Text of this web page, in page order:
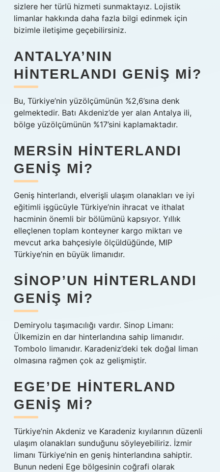
sizlere her türlü hizmeti sunmaktayız. Lojistik
limanlar hakkında daha fazla bilgi edinmek için
bizimle iletişime geçebilirsiniz.
ANTALYA’NIN
HINTERLANDI GENIŞ MI?
Bu, Türkiye’nin yüzölçümünün %2,6’sına denk
gelmektedir. Batı Akdeniz’de yer alan Antalya ili,
bölge yüzölçümünün %17’sini kaplamaktadır.
MERSIN HINTERLANDI
GENIŞ MI?
Geniş hinterlandı, elverişli ulaşım olanakları ve iyi
eğitimli işgücüyle Türkiye’nin ihracat ve ithalat
hacminin önemli bir bölümünü kapsıyor. Yıllık
elleçlenen toplam konteyner kargo miktarı ve
mevcut arka bahçesiyle ölçüldüğünde, MIP
Türkiye’nin en büyük limanıdır.
SINOP’UN HINTERLANDI
GENIŞ MI?
Demiryolu taşımacılığı vardır. Sinop Limanı:
Ülkemizin en dar hinterlandına sahip limanıdır.
Tombolo limanıdır. Karadeniz’deki tek doğal liman
olmasına rağmen çok az gelişmiştir.
EGE’DE HINTERLAND
GENIŞ MI?
Türkiye’nin Akdeniz ve Karadeniz kıyılarının düzenli
ulaşım olanakları sunduğunu söyleyebiliriz. İzmir
limanı Türkiye’nin en geniş hinterlandına sahiptir.
Bunun nedeni Ege bölgesinin coğrafi olarak